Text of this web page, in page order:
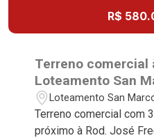
R$
Terreno comercial
Loteamento San
Rod. José
Preto/SP.
Loteamento San
Terreno comercial com
próximo à Rod. José